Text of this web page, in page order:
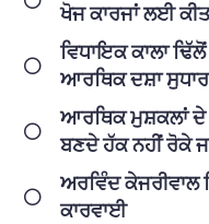
ਖੋਜ ਕਾਰਜਾਂ ਲਈ
ਵਿਧਾਇਕ ਕਾਲਾ
ਆਰਥਿਕ ਦਸ਼ਾ
ਆਰਥਿਕ ਮੁਸ਼ਕਲਾਂ ਦੇ
ਬਣਦੇ ਹੱਕ ਨਹੀਂ ਰੋਕੇ
ਅਰਵਿੰਦ ਕੇਜਰੀਵਾਲ
ਕਾਰਵਾਈ